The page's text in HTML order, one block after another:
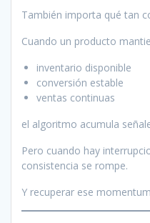
También importa qué tan
Cuando un producto
inventario disponible
conversión estable
ventas continuas
el algoritmo acumula
Pero cuando hay
consistencia se rompe.
Y recuperar ese